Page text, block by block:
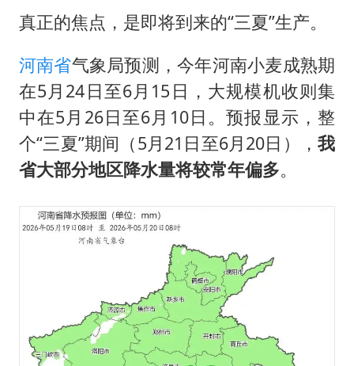
真正的焦点，是即将到来的“三夏”生产。
河南省气象局预测，今年河南小麦成熟期
在5月24日至6月15日，大规模机收则集
中在5月26日至6月10日。预报显示，整
个“三夏”期间（5月21日至6月20日），我
省大部分地区降水量将较常年偏多。